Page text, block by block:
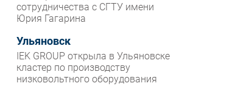
сотрудничества с СГТУ имени
Юрия Гагарина
Ульяновск
IEK GROUP открыла в Ульяновске
кластер по производству
низковольтного оборудования